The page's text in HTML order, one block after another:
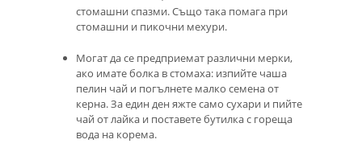
стомашни спазми. Също така помага при
стомашни и пикочни мехури.
Могат да се предприемат различни мерки,
ако имате болка в стомаха: изпийте чаша
пелин чай и погълнете малко семена от
керна. За един ден яжте само сухари и пийте
чай от лайка и поставете бутилка с гореща
вода на корема.